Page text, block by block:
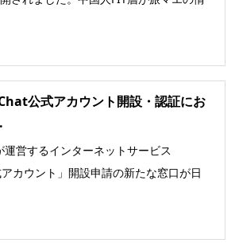
公式アカウント開設・認証にお
営するインターネットサービス
カウント」開設申請の新たな窓口が日